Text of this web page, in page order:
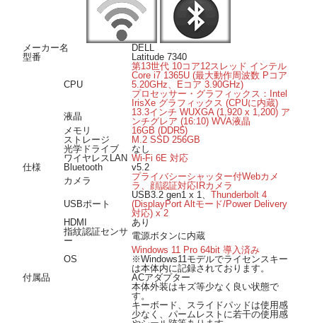
OSは Windows 11 Pro 64bit 導入済み。届いてすぐにWindows11が起動します。
ストレージは高速に動作する M.2SSD256GB、メモリは16GB(DDR5)搭載で快適
に動作します。
HDMI出力端子付きなので、リビングの大画面液晶テレビにも出力可能。
DisplayPort AltモードやPower Deliveryに対応した Thunderbolt4 ポートを装備、高
速デバイスの接続も可能です。
プライバシーシャッター付Webカメラを搭載、使用しない時は物理的にカメラを
Bluetooth搭載で、対応機器がワイヤレスで接続できます。
メーカー名
DELL
型番
Latitude 7340
仕様
CPU
第13世代 10コア12スレッド インテル
Core i7 1365U (最大動作周波数 Pコア
5.20GHz、Eコア 3.90GHz)
プロセッサー・グラフィックス：Intel
IrisXe グラフィックス (CPUに内蔵)
液晶
13.3インチ WUXGA (1,920 x 1,200) ア
ンチグレア (16:10) WVA液晶
メモリ
16GB (DDR5)
ストレージ
M.2 SSD 256GB
光学ドライブ
なし
ワイヤレスLAN Wi-Fi 6E 対応
Bluetooth
v5.2
カメラ
プライバシーシャッター付Webカメ
ラ、顔認証対応IRカメラ
USBポート
USB3.2 gen1 x 1、 Thunderbolt 4
(DisplayPort Altモード/Power Delivery
対応) x 2
HDMI
あり
指紋認証センサ
ー
電源ボタンに内蔵
OS
Windows 11 Pro 64bit 導入済み
※Windows11モデルでライセンスキー
は本体内に記録されております。
付属品
ACアダプター
本体外装はキズ等少なく良い状態で
す。
キーボード、スライドパッドは使用感
少なく、パームレストに若干の使用感